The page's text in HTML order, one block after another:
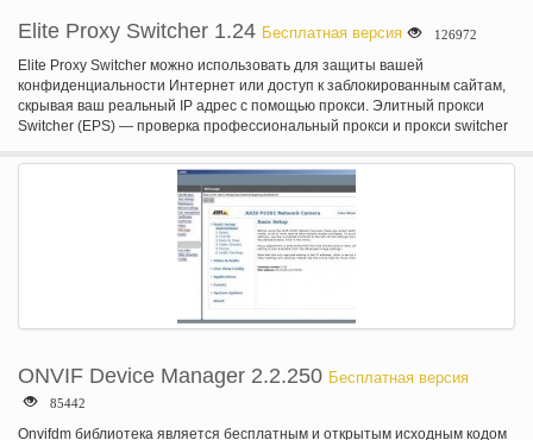
Elite Proxy Switcher 1.24 Бесплатная версия 126972
Elite Proxy Switcher можно использовать для защиты вашей
конфиденциальности Интернет или доступ к заблокированным сайтам,
скрывая ваш реальный IP адрес с помощью прокси. Элитный прокси
Switcher (EPS) — проверка профессиональный прокси и прокси switcher
страна и является ли шлюз ssl, опасные или codeen/planetlab) прокси-
сервера и автоматически изменить параметры прокси-сервера вашего
браузера (Internet Explorer или Mozilla Firefox). Кроме того EPS-это
клиентская программа My прокси-службы списков. Вы можете легко и
быстро получить ежедневно свежий список прокси из прокси-My всего
одним кликом. Элитный прокси Switcher основные особенности: *
Проверка прокси: профессионально проверить сведения о прокси для
сервера вашего браузера. * Прокси Downloader: получите ежедневно
Прокси менеджер: легко поддерживать список личных прокси по EPS.
ONVIF Device Manager 2.2.250 Бесплатная версия
85442
Onvifdm библиотека является бесплатным и открытым исходным кодом